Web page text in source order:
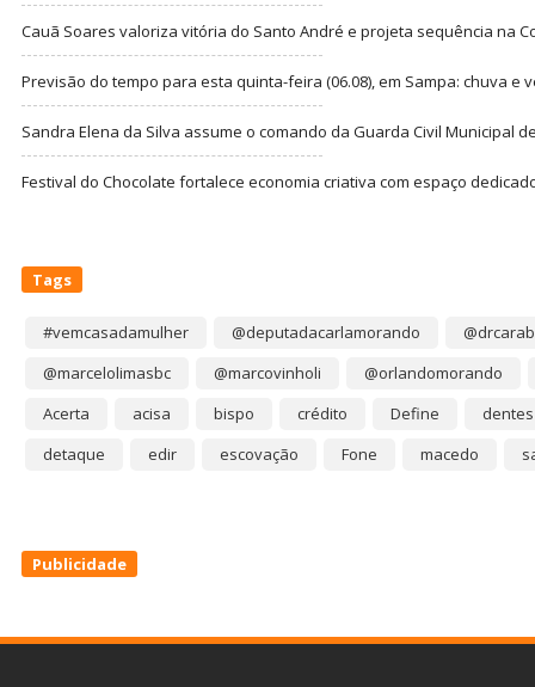
Cauã Soares valoriza vitória do Santo André e projeta sequência na
Previsão do tempo para esta quinta-feira (06.08), em Sampa: chuva e
Sandra Elena da Silva assume o comando da Guarda Civil Municipal
Festival do Chocolate fortalece economia criativa com espaço
Tags
#vemcasadamulher @deputadacarlamorando
@marcelolimasbc
@marcovinholi
@orlandomorando
Acerta
acisa bispo crédito Define
dentes
detaque
edir escovação Fone macedo
Publicidade